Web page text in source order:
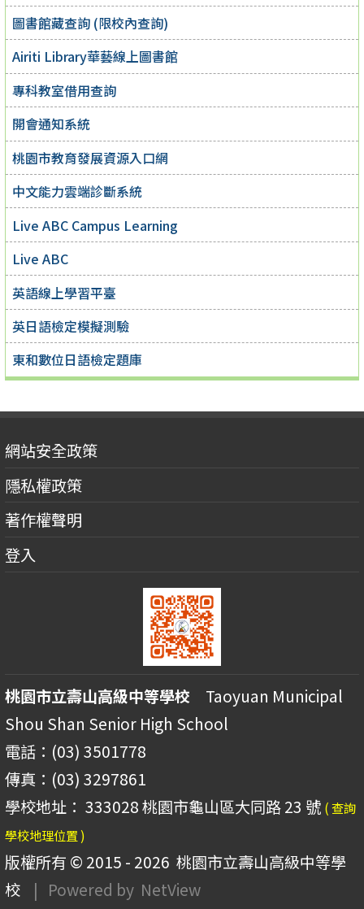
圖書館藏查詢 (限校內查詢)
Airiti Library華藝線上圖書館
專科教室借用查詢
開會通知系統
桃園市教育發展資源入口網
中文能力雲端診斷系統
Live ABC Campus Learning
Live ABC
英語線上學習平臺
英日語檢定模擬測驗
東和數位日語檢定題庫
網站安全政策
隱私權政策
著作權聲明
登入
桃園市立壽山高級中等學校 Taoyuan Municipal
Shou Shan Senior High School
電話：(03) 3501778
傳真：(03) 3297861
學校地址： 333028 桃園市龜山區大同路 23 號 ( 查詢
學校地理位置 )
版權所有 © 2015 - 2026 桃園市立壽山高級中等學
校
| Powered by NetView